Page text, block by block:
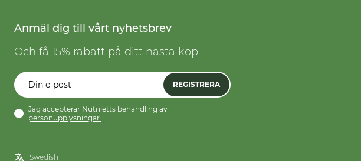
Anmäl dig till vårt nyhetsbrev
Och få 15% rabatt på ditt nästa köp
REGISTRERA
Jag accepterar Nutriletts behandling av
personupplysningar.